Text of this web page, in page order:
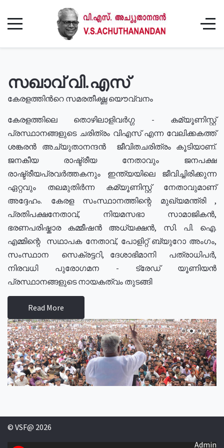
സഖാവ് വി.എസ്
കേരളത്തിൻറെ സമരതീക്ഷ്ണ യൌവ്വനം
കേരളത്തിലെ തൊഴിലാളിവർഗ്ഗ - കമ്യൂണിസ്റ്റ്
പ്രസ്ഥാനങ്ങളുടെ ചരിത്രം വിഎസ് എന്ന വേലിക്കകത്ത്
ശങ്കരൻ അച്യുതാനന്ദൻ ജീവിതചരിത്രം കൂടിയാണ്.
ജനകീയ രാഷ്ട്രീയ നേതാവും ജനപക്ഷ
രാഷ്ട്രീയപ്രവർത്തകനും ഇന്ത്യയിലെ ജീവിച്ചിരിക്കുന്ന
ഏറ്റവും തലമുതിർന്ന കമ്യൂണിസ്റ്റ് നേതാവുമാണ്
അദ്ദേഹം. കേരള സംസ്ഥാനത്തിന്റെ മുഖ്യമന്ത്രി ,
പ്രതിപക്ഷനേതാവ്, നിയമസഭാ സാമാജികൻ,
ഭരണപരിഷ്കാര കമ്മീഷൻ അധ്യക്ഷൻ, സി. പി. ഐ.
എമ്മിന്റെ സഥാപക നേതാവ്, പോളിറ്റ് ബ്യുറോ അംഗം,
സംസ്ഥാന സെക്രട്ടറി, ദേശാഭിമാനി പത്രാധിപർ,
നിരവധി പുരോഗമന - ട്രേഡ് യൂണിയൻ
പ്രസ്ഥാനങ്ങളുടെ നായകത്വം തുടങ്ങി
Read More
© VSF@ 2026
Admin